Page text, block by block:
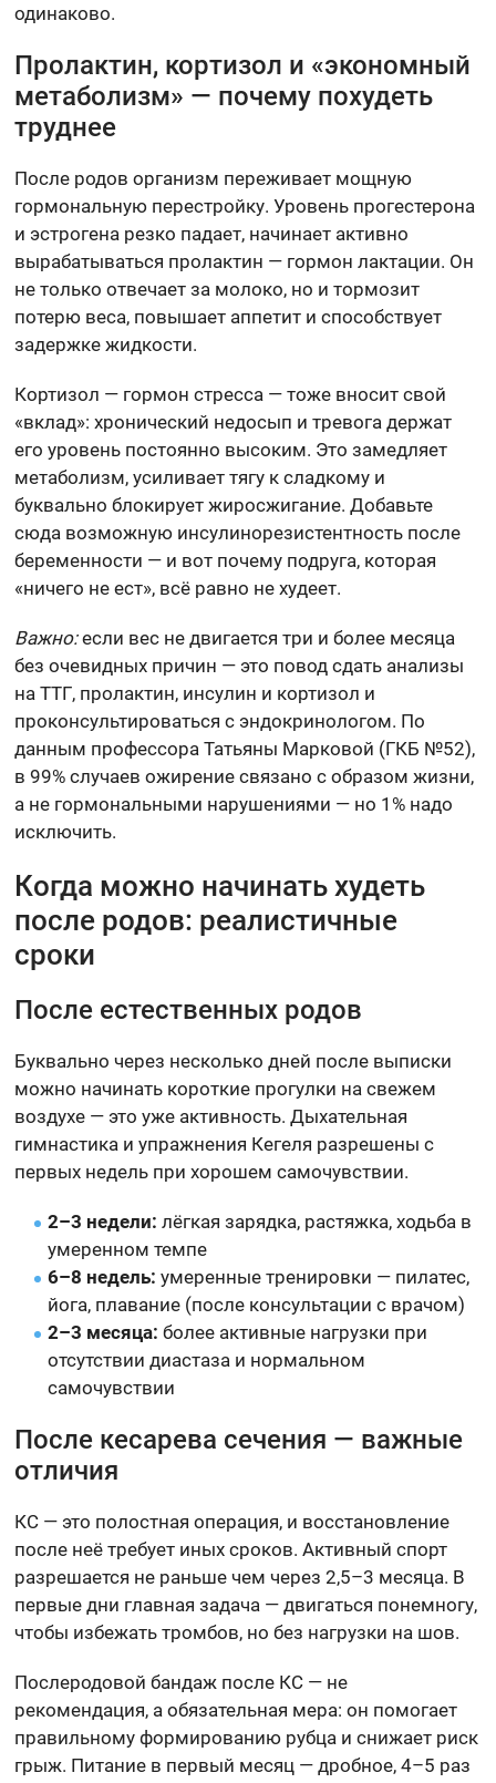
одинаково.
Пролактин, кортизол и «экономный
метаболизм» — почему похудеть
труднее
После родов организм переживает мощную
гормональную перестройку. Уровень прогестерона
и эстрогена резко падает, начинает активно
вырабатываться пролактин — гормон лактации. Он
не только отвечает за молоко, но и тормозит
потерю веса, повышает аппетит и способствует
задержке жидкости.
Кортизол — гормон стресса — тоже вносит свой
«вклад»: хронический недосып и тревога держат
его уровень постоянно высоким. Это замедляет
метаболизм, усиливает тягу к сладкому и
буквально блокирует жиросжигание. Добавьте
сюда возможную инсулинорезистентность после
беременности — и вот почему подруга, которая
«ничего не ест», всё равно не худеет.
Важно:если вес не двигается три и более месяца
без очевидных причин — это повод сдать анализы
на ТТГ, пролактин, инсулин и кортизол и
проконсультироваться с эндокринологом. По
данным профессора Татьяны Марковой (ГКБ №52),
в 99% случаев ожирение связано с образом жизни,
а не гормональными нарушениями — но 1% надо
исключить.
Когда можно начинать худеть
после родов: реалистичные
сроки
После естественных родов
Буквально через несколько дней после выписки
можно начинать короткие прогулки на свежем
воздухе — это уже активность. Дыхательная
гимнастика и упражнения Кегеля разрешены с
первых недель при хорошем самочувствии.
2–3 недели: лёгкая зарядка, растяжка, ходьба в
умеренном темпе
6–8 недель: умеренные тренировки — пилатес,
йога, плавание (после консультации с врачом)
2–3 месяца: более активные нагрузки при
отсутствии диастаза и нормальном
самочувствии
После кесарева сечения — важные
отличия
КС — это полостная операция, и восстановление
после неё требует иных сроков. Активный спорт
разрешается не раньше чем через 2,5–3 месяца. В
первые дни главная задача — двигаться понемногу,
чтобы избежать тромбов, но без нагрузки на шов.
Послеродовой бандаж после КС — не
рекомендация, а обязательная мера: он помогает
правильному формированию рубца и снижает риск
грыж. Питание в первый месяц — дробное, 4–5 раз